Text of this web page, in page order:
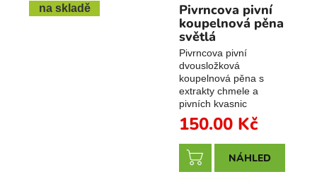
na skladě Pivrncova pivní
koupelnová pěna
světlá
Pivrncova pivní
dvousložková
koupelnová pěna s
extrakty chmele a
pivních kvasnic
150.00 Kč
NÁHLED